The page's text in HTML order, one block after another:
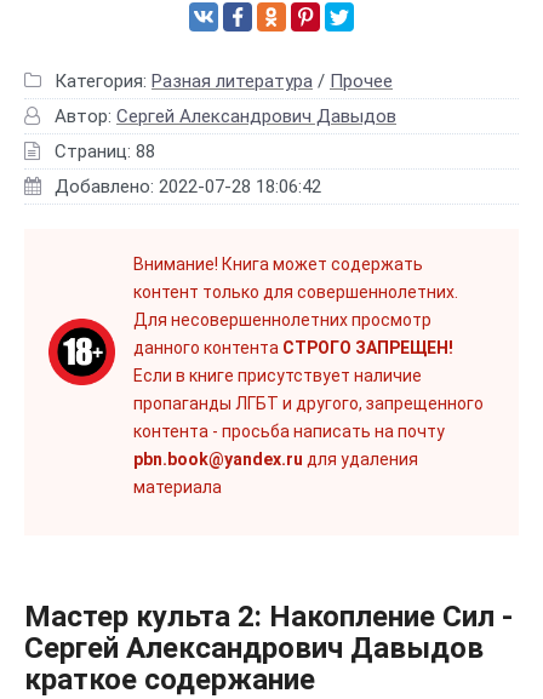
Категория: Разная литература / Прочее
Автор: Сергей Александрович Давыдов
Страниц: 88
Добавлено: 2022-07-28 18:06:42
Внимание! Книга может содержать
контент только для совершеннолетних.
Для несовершеннолетних просмотр
данного контента СТРОГО ЗАПРЕЩЕН!
Если в книге присутствует наличие
пропаганды ЛГБТ и другого, запрещенного
контента - просьба написать на почту
pbn.book@yandex.ru для удаления
материала
Мастер культа 2: Накопление Сил -
Сергей Александрович Давыдов
краткое содержание